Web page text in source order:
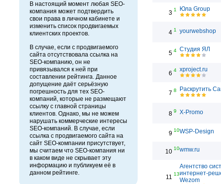
В настоящий момент любая SEO-
компания может подтвердить
свои права в личном кабинете и
изменить список продвигаемых
клиентских проектов.
В случае, если с продвигаемого
сайта отсутствовала ссылка на
SEO-компанию, он не
привязывался к ней при
составлении рейтинга. Данное
допущение даёт серьёзную
погрешность для тех SEO-
компаний, которые не размещают
ссылку с главной страницы
клиентов. Однако, мы не можем
нарушать коммерческие интересы
SEO-компаний. В случае, если
ссылка с продвигаемого сайта на
сайт SEO-компании присутствует,
мы считаем что SEO-компания ни
в каком виде не скрывает эту
информацию и публикуем её в
данном рейтинге.
3 1 Юла Group
4 1 yourwebshop
5 4 Студия ЯЛ
6 4 xproject.ru
7 8 Раскрутить
8 9 X-Promo
9 10WSP-Design
10 10wmw.ru
11 13
Агентство
интернет-
Wezom